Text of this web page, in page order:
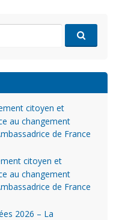
citoyen et
au changement
de France
citoyen et
au changement
de France
2026 – La